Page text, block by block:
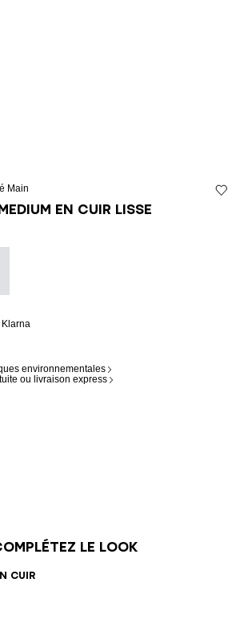
Main
Medium en cuir lisse
Klarna
environnementales
ou livraison express
le look
cuir